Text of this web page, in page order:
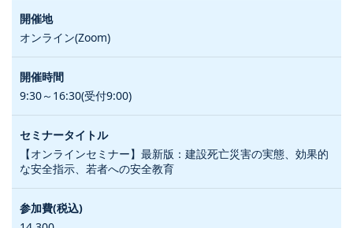
オンライン(Zoom)
9:30～16:30(受付9:00)
【オンラインセミナー】最新版：建設死亡災害の実態、効果的
な安全指示、若者への安全教育